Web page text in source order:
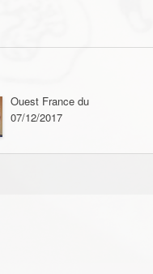
Ouest France du
07/12/2017